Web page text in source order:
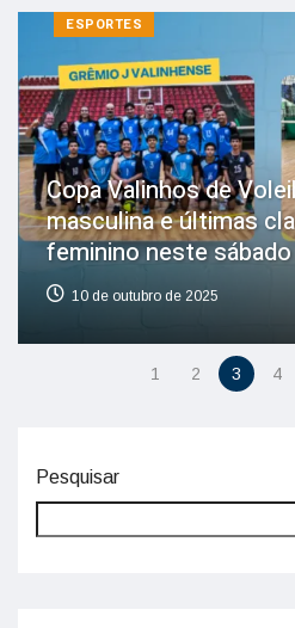
ESPORTES
Copa Valinhos de
masculina e últimas
feminino neste sábado
10 de outubro de 2025
1 2 3 4
Pesquisar